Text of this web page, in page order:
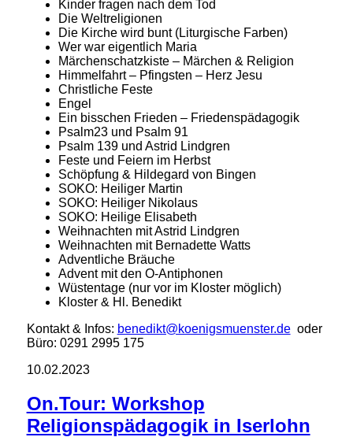
Kinder fragen nach dem Tod
Die Weltreligionen
Die Kirche wird bunt (Liturgische Farben)
Wer war eigentlich Maria
Märchenschatzkiste – Märchen & Religion
Himmelfahrt – Pfingsten – Herz Jesu
Christliche Feste
Engel
Ein bisschen Frieden – Friedenspädagogik
Psalm23 und Psalm 91
Psalm 139 und Astrid Lindgren
Feste und Feiern im Herbst
Schöpfung & Hildegard von Bingen
SOKO: Heiliger Martin
SOKO: Heiliger Nikolaus
SOKO: Heilige Elisabeth
Weihnachten mit Astrid Lindgren
Weihnachten mit Bernadette Watts
Adventliche Bräuche
Advent mit den O-Antiphonen
Wüstentage (nur vor im Kloster möglich)
Kloster & Hl. Benedikt
Kontakt & Infos: benedikt@koenigsmuenster.deoder
Büro: 0291 2995 175
10.02.2023
On.Tour: Workshop
Religionspädagogik in Iserlohn